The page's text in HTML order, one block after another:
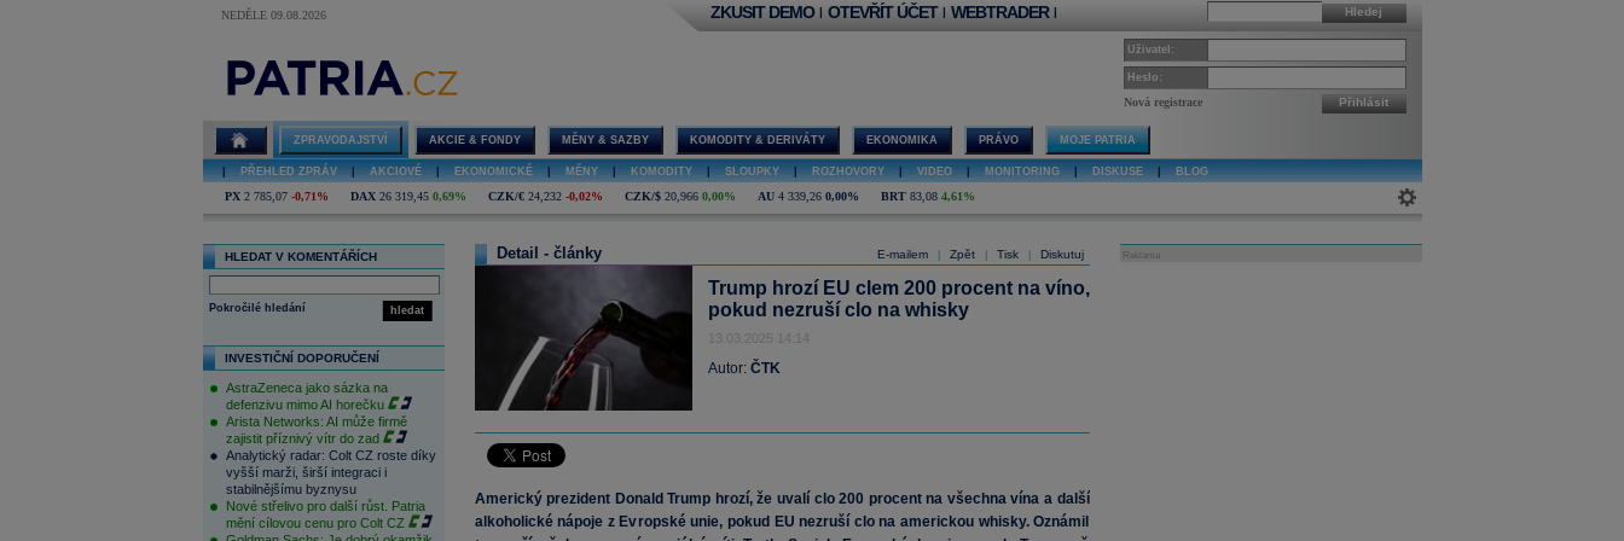
NEDĚLE 09.08.2026 Hledej
ZKUSIT DEMO | OTEVŘÍT ÚČET | WEBTRADER |
Uživatel:
Heslo:
Nová registrace Přihlásit
ZPRAVODAJSTVÍ AKCIE & FONDY MĚNY & SAZBY KOMODITY & DERIVÁTY EKONOMIKA PRÁVO MOJE PATRIA
PŘEHLED ZPRÁV AKCIOVÉ EKONOMICKÉ MĚNY KOMODITY SLOUPKY ROZHOVORY VIDEO MONITORING DISKUSE BLOG
PX 2 785,07 -0,71% DAX 26 319,45 0,69% CZK/€ 24,232 -0,02% CZK/$ 20,966 0,00% AU 4 339,26 0,00% BRT 83,08 4,61%
HLEDAT V KOMENTÁŘÍCH
hledat
Pokročilé hledání
INVESTIČNÍ DOPORUČENÍ
AstraZeneca jako sázka na
defenzivu mimo AI horečku
Arista Networks: AI může firmě
zajistit příznivý vítr do zad
Analytický radar: Colt CZ roste díky
vyšší marži, širší integraci i
stabilnějšímu byznysu
Nové střelivo pro další růst. Patria
mění cílovou cenu pro Colt CZ
E-mailem Zpět Tisk Diskutuj
Detail - články
Trump hrozí EU clem 200 procent na víno,
pokud nezruší clo na whisky
13.03.2025 14:14
Autor: ČTK
Americký prezident Donald Trump hrozí, že uvalí clo 200 procent na všechna vína a další
alkoholické nápoje z Evropské unie, pokud EU nezruší clo na americkou whisky. Oznámil
Reklama